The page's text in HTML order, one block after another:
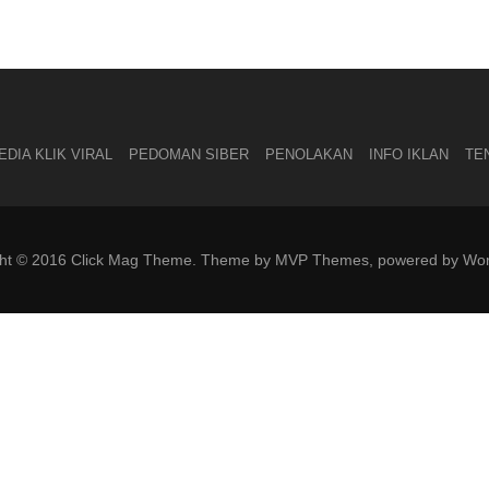
KLIK VIRAL PEDOMAN SIBER PENOLAKAN INFO IKLAN
© 2016 Click Mag Theme. Theme by MVP Themes, powered by